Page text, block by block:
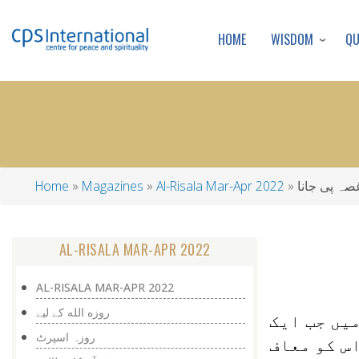
HOME WISDOM
Breadcrumb
Home Magazines Al-Risala Mar-Apr 2022 پی جانا
جب ایک
کو معاف
AL-RISALA MAR-APR 2022
AL-RISALA MAR-APR 2022
روزه الله كے ليے
روزہ اسپرٹ